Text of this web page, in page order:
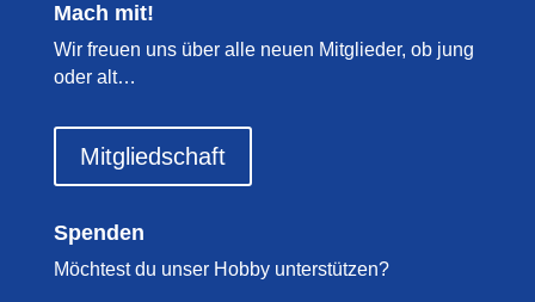
Mach mit!
Wir freuen uns über alle neuen Mitglieder, ob jung
oder alt…
Mitgliedschaft
Spenden
Möchtest du unser Hobby unterstützen?